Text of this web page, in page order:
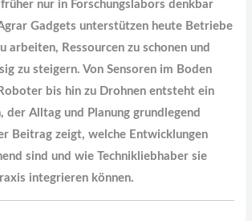
nur in Forschungslabors denkbar
Gadgets unterstützen heute Betriebe
arbeiten, Ressourcen zu schonen und
zu steigern. Von Sensoren im Boden
bis hin zu Drohnen entsteht ein
der Alltag und Planung grundlegend
Beitrag zeigt, welche Entwicklungen
sind und wie Technikliebhaber sie
integrieren können.